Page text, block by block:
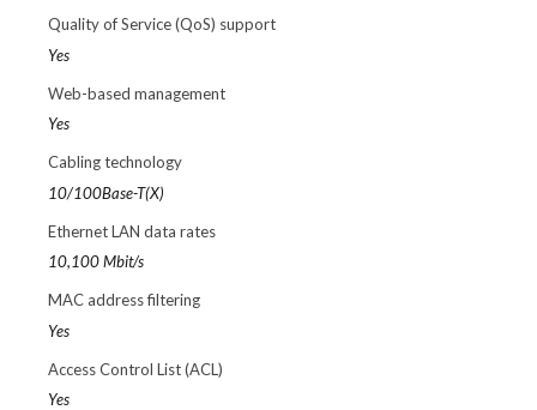
Quality of Service (QoS) support
Yes
Web-based management
Yes
Cabling technology
10/100Base-T(X)
Ethernet LAN data rates
10,100 Mbit/s
MAC address filtering
Yes
Access Control List (ACL)
Yes